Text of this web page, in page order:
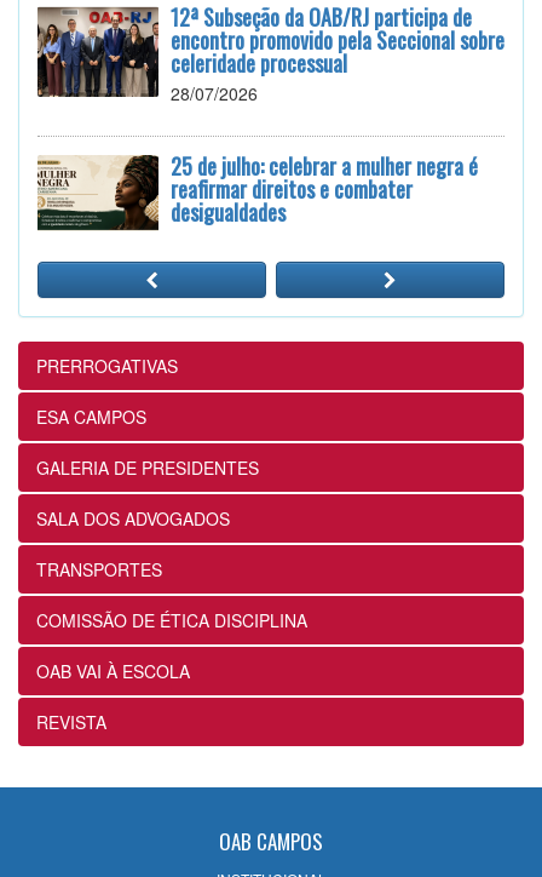
12ª Subseção da OAB/RJ participa de
encontro promovido pela Seccional sobre
celeridade processual
28/07/2026
25 de julho: celebrar a mulher negra é
reafirmar direitos e combater
desigualdades
12ª Subseção e ESA realizam
Masterclass sobre Crimes Eleitorais na
Prática
24/07/2026
12ª Subseção e ESA alinham projetos e
ações voltados ao fortalecimento dos
futuros advogados
24/07/2026
OABRJ disponibiliza repositório de
manuais e cartilhas digitais para apoiar
a advocacia fluminense
22/07/2026
expressamente a natureza alimentar dos
PRERROGATIVAS
ESA CAMPOS
GALERIA DE PRESIDENTES
SALA DOS ADVOGADOS
TRANSPORTES
COMISSÃO DE ÉTICA DISCIPLINA
OAB VAI À ESCOLA
REVISTA
OAB CAMPOS